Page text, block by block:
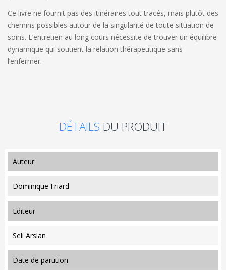
Ce livre ne fournit pas des itinéraires tout tracés, mais plutôt des
chemins possibles autour de la singularité de toute situation de
soins. L’entretien au long cours néces­site de trouver un équilibre
dynamique qui soutient la relation thérapeutique sans
l’enfermer.
DÉTAILS DU PRODUIT
auteur
Dominique Friard
editeur
Seli Arslan
date de parution